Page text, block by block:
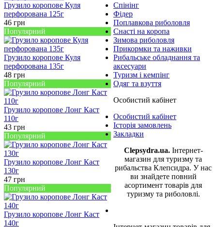
Грузило коропове Куля
перфорована 125г
46 грн
Популярний
Грузило коропове Куля
перфорована 135г
48 грн
Популярний
Грузило коропове Лонг Каст
110г
43 грн
Популярний
Грузило коропове Лонг Каст
130г
47 грн
Популярний
Грузило коропове Лонг Каст
140г
Спінінг
Фідер
Поплавкова риболовля
Снасті на коропа
Зимова риболовля
Прикормки та наживки
Рибальське обладнання та
аксесуари
Туризм і кемпінг
Одяг та взуття
Особистий кабінет
Особистий кабінет
Історія замовлень
Закладки
Clepsydra.ua. Інтернет-
магазин для туризму та
рибальства Клепсидра. У нас
ви знайдете повний
асортимент товарів для
туризму та риболовлі.